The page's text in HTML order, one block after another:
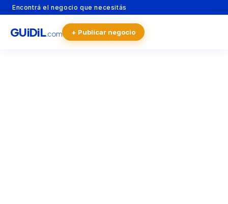
Encontrá el negocio que necesitás
GUiDiL.com + Publicar negocio